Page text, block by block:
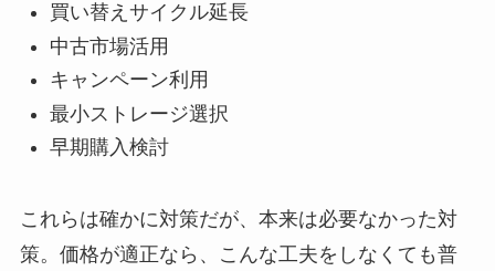
買い替えサイクル延長
中古市場活用
キャンペーン利用
最小ストレージ選択
早期購入検討
これらは確かに対策だが、本来は必要なかった対
策。価格が適正なら、こんな工夫をしなくても普